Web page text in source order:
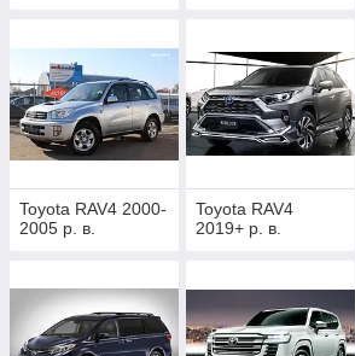
Toyota RAV4 2000-
2005 р. в.
Toyota RAV4
2019+ р. в.